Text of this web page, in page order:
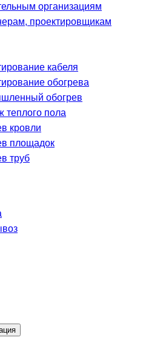
организациям
проектировщикам
кабеля
обогрева
обогрев
теплого пола
кровли
площадок
труб